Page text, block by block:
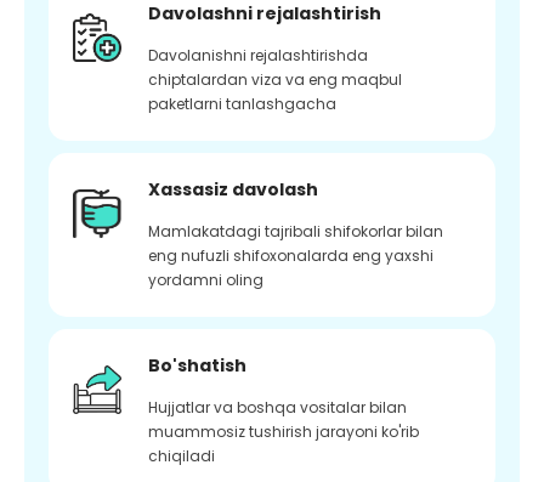
Davolashni rejalashtirish
Davolanishni rejalashtirishda
chiptalardan viza va eng maqbul
paketlarni tanlashgacha
Xassasiz davolash
Mamlakatdagi tajribali shifokorlar bilan
eng nufuzli shifoxonalarda eng yaxshi
yordamni oling
Bo'shatish
Hujjatlar va boshqa vositalar bilan
muammosiz tushirish jarayoni ko'rib
chiqiladi